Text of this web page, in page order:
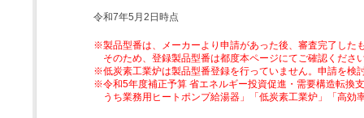
令和7年5月2日時点
※製品型番は、メーカーより申請があった後、審査完了した
そのため、登録製品型番は都度本ページにてご確認くださ
※低炭素工業炉は製品型番登録を行っていません。申請を検
※令和5年度補正予算 省エネルギー投資促進・需要構造転換
うち業務用ヒートポンプ給湯器」「低炭素工業炉」「高